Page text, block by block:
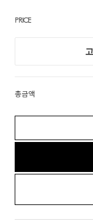
PRICE
총금액